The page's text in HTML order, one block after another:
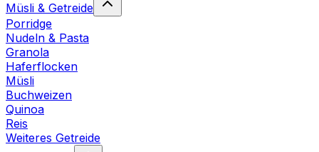
Müsli & Getreide
Porridge
Nudeln & Pasta
Granola
Haferflocken
Müsli
Buchweizen
Quinoa
Reis
Weiteres Getreide